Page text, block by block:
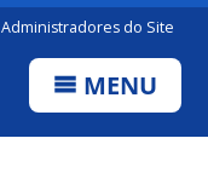
Administradores do Site
MENU